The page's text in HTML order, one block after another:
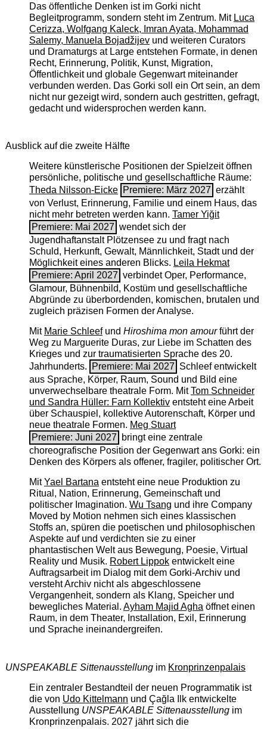
Das öffentliche Denken ist im Gorki nicht
Begleitprogramm, sondern steht im Zentrum. Mit Luca
Cerizza, Wolfgang Kaleck, Imran Ayata, Mohammad
Salemy, Manuela Bojadžijevund weiteren Curators
und Dramaturgs at Large entstehen Formate, in denen
Recht, Erinnerung, Politik, Kunst, Migration,
Öffentlichkeit und globale Gegenwart miteinander
verbunden werden. Das Gorki soll ein Ort sein, an dem
nicht nur gezeigt wird, sondern auch gestritten, gefragt,
gedacht und widersprochen werden kann.
Ausblick auf die zweite Hälfte
Weitere künstlerische Positionen der Spielzeit öffnen
persönliche, politische und gesellschaftliche Räume:
Theda Nilsson-Eicke Premiere: März 2027 erzählt
von Verlust, Erinnerung, Familie und einem Haus, das
nicht mehr betreten werden kann. Tamer Yiğit
Premiere: Mai 2027 wendet sich der
Jugendhaftanstalt Plötzensee zu und fragt nach
Schuld, Herkunft, Gewalt, Männlichkeit, Stadt und der
Möglichkeit eines anderen Blicks. Leila Hekmat
Premiere: April 2027 verbindet Oper, Performance,
Glamour, Bühnenbild, Kostüm und gesellschaftliche
Abgründe zu überbordenden, komischen, brutalen und
zugleich präzisen Formen der Analyse.
Mit Marie Schleefund Hiroshima mon amourführt der
Weg zu Marguerite Duras, zur Liebe im Schatten des
Krieges und zur traumatisierten Sprache des 20.
Jahrhunderts.
Premiere: Mai 2027 Schleef entwickelt
aus Sprache, Körper, Raum, Sound und Bild eine
unverwechselbare theatrale Form. MitTom Schneider
und Sandra Hüller: Farn Kollektiventsteht eine Arbeit
über Schauspiel, kollektive Autorenschaft, Körper und
neue theatrale Formen. Meg Stuart
Premiere: Juni 2027
bringt eine zentrale
choreografische Position der Gegenwart ans Gorki: ein
Denken des Körpers als offener, fragiler, politischer Ort.
MitYael Bartanaentsteht eine neue Produktion zu
Ritual, Nation, Erinnerung, Gemeinschaft und
politischer Imagination. Wu Tsang und ihre Company
Moved by Motion nehmen sich eines klassischen
Stoffs an, spüren die poetischen und philosophischen
Aspekte auf und verdichten sie zu einer
phantastischen Welt aus Bewegung, Poesie, Virtual
Reality und Musik. Robert Lippokentwickelt eine
Auftragsarbeit im Dialog mit dem Gorki-Archiv und
versteht Archiv nicht als abgeschlossene
Vergangenheit, sondern als Klang, Speicher und
bewegliches Material. Ayham Majid Aghaöffnet einen
Raum, in dem Theater, Installation, Exil, Erinnerung
und Sprache ineinandergreifen.
UNSPEAKABLE Sittenausstellungim Kronprinzenpalais
Ein zentraler Bestandteil der neuen Programmatik ist
die von Udo Kittelmann und Çağla Ilk entwickelte
Ausstellung UNSPEAKABLE Sittenausstellungim
Kronprinzenpalais. 2027 jährt sich die